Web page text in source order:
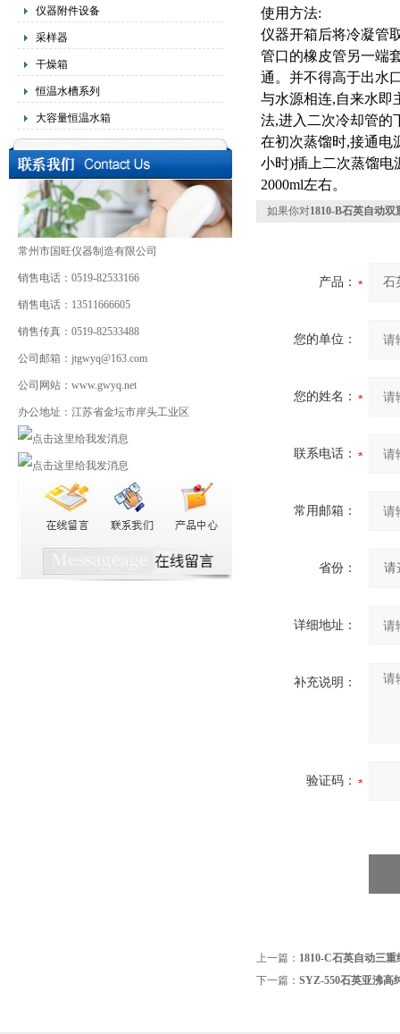
仪器附件设备
采样器
干燥箱
恒温水槽系列
大容量恒温水箱
常州市国旺仪器制造有限公司
销售电话：0519-82533166
销售电话：13511666605
销售传真：0519-82533488
公司邮箱：jtgwyq@163.com
公司网站：www.gwyq.net
办公地址：江苏省金坛市岸头工业区
使用方法:
仪器开箱后将冷凝管
管口的橡皮管另一端
通。并不得高于出水
与水源相连,自来水即
法,进入二次冷却管的
在初次蒸馏时,接通电
小时)插上二次蒸馏电
2000ml左右。
如果你对1810-B石英自动
产品：
您的单位：
您的姓名：
联系电话：
常用邮箱：
省份：
详细地址：
补充说明：
验证码：
上一篇： 1810-C石英自动三
下一篇： SYZ-550石英亚沸高